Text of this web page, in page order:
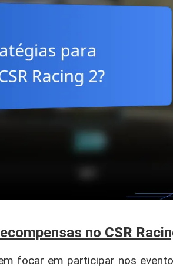
no CSR
focar em participar nos